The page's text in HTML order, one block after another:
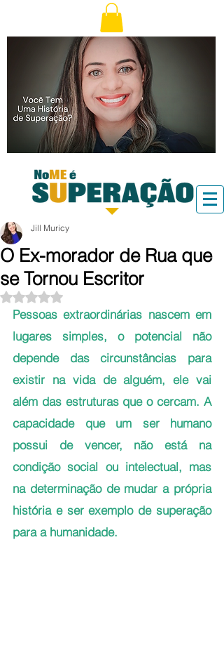
O Ex-morador de Rua que
se Tornou Escritor
Jill Muricy
Avaliado com NaN de 5 estrelas.
Pessoas extraordinárias nascem em
lugares simples, o potencial não
depende das circunstâncias para
existir na vida de alguém, ele vai
além das estruturas que o cercam. A
capacidade que um ser humano
possui de vencer, não está na
condição social ou intelectual, mas
na determinação de mudar a própria
história e ser exemplo de superação
para a humanidade.